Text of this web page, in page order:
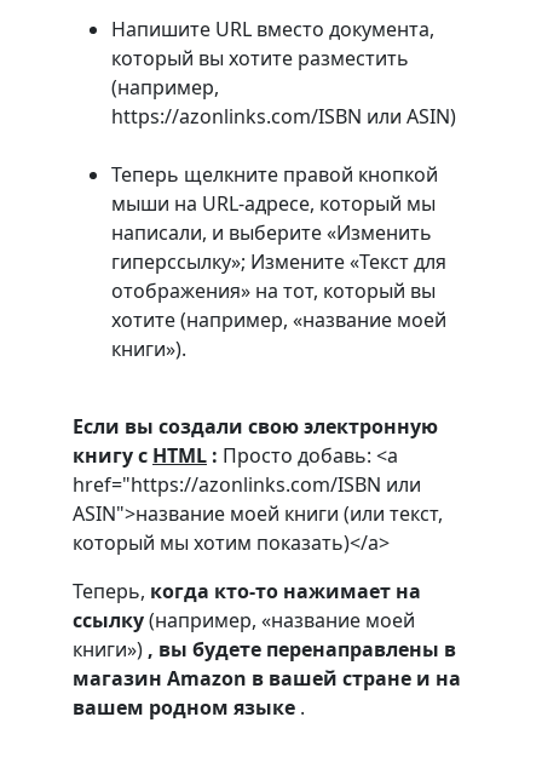
Напишите URL вместо документа,
который вы хотите разместить
(например,
https://azonlinks.com/ISBN или ASIN)
Теперь щелкните правой кнопкой
мыши на URL-адресе, который мы
написали, и выберите «Изменить
гиперссылку»; Измените «Текст для
отображения» на тот, который вы
хотите (например, «название моей
книги»).
Если вы создали свою электронную
книгу с HTML : Просто добавь: <a
href="https://azonlinks.com/ISBN или
ASIN">название моей книги (или текст,
который мы хотим показать)</a>
Теперь, когда кто-то нажимает на
ссылку(например, «название моей
книги») , вы будете перенаправлены в
магазин Amazon в вашей стране и на
вашем родном языке .